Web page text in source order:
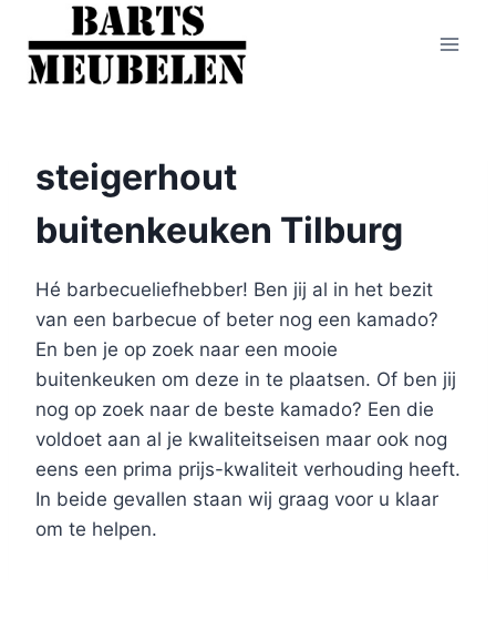
Doorgaan
naar
inhoud
steigerhout
buitenkeuken Tilburg
Hé barbecueliefhebber! Ben jij al in het bezit
van een barbecue of beter nog een kamado?
En ben je op zoek naar een mooie
buitenkeuken om deze in te plaatsen. Of ben jij
nog op zoek naar de beste kamado? Een die
voldoet aan al je kwaliteitseisen maar ook nog
eens een prima prijs-kwaliteit verhouding heeft.
In beide gevallen staan wij graag voor u klaar
om te helpen.